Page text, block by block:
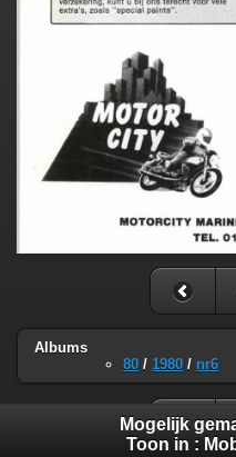
Albums
80 / 1980 / nr6
Mogelijk
Toon in :